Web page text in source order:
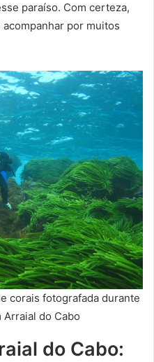
paraíso. Com certeza,
por muitos
corais fotografada durante
do Cabo
do Cabo: